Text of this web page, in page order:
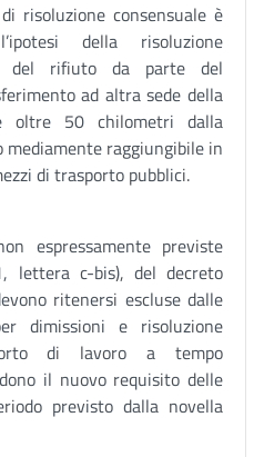
risoluzione consensuale è
della risoluzione
del rifiuto da parte del
ad altra sede della
oltre 50 chilometri dalla
mediamente raggiungibile in
di trasporto pubblici.
espressamente previste
lettera c-bis), del decreto
ritenersi escluse dalle
dimissioni e risoluzione
di lavoro a tempo
il nuovo requisito delle
previsto dalla novella